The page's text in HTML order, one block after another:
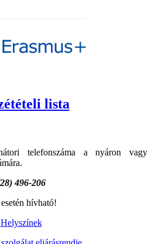
lista
telefonszáma a nyáron vagy
496-206
hívható!
Helyszínek